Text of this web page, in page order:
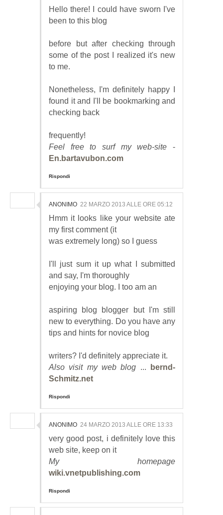
Hello there! I could have sworn I've
been to this blog
before but after checking through
some of the post I realized it's new
to me.
Nonetheless, I'm definitely happy I
found it and I'll be bookmarking and
checking back
frequently!
Feel free to surf my web-site -
En.bartavubon.com
Rispondi
ANONIMO 22 MARZO 2013 ALLE ORE 05:12
Hmm it looks like your website ate
my first comment (it
was extremely long) so I guess
I'll just sum it up what I submitted
and say, I'm thoroughly
enjoying your blog. I too am an
aspiring blog blogger but I'm still
new to everything. Do you have any
tips and hints for novice blog
writers? I'd definitely appreciate it.
Also visit my web blog ...
bernd-
Schmitz.net
Rispondi
ANONIMO 24 MARZO 2013 ALLE ORE 13:33
very good post, i definitely love this
web site, keep on it
My homepage
wiki.vnetpublishing.com
Rispondi